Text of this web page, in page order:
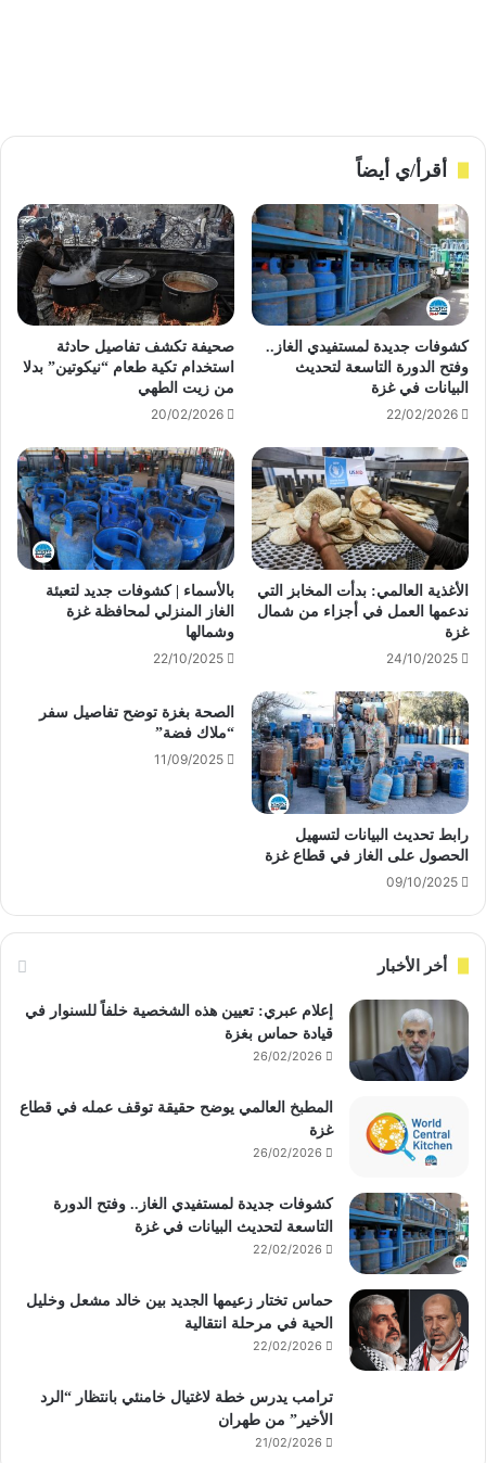
أقرأ/ي أيضاً
كشوفات جديدة لمستفيدي الغاز..
وفتح الدورة التاسعة لتحديث
البيانات في غزة
22/02/2026
صحيفة تكشف تفاصيل حادثة
استخدام تكية طعام “نيكوتين” بدلا
من زيت الطهي
20/02/2026
الأغذية العالمي: بدأت المخابز التي
ندعمها العمل في أجزاء من شمال
غزة
24/10/2025
بالأسماء | كشوفات جديد لتعبئة
الغاز المنزلي لمحافظة غزة
وشمالها
22/10/2025
رابط تحديث البيانات لتسهيل
الحصول على الغاز في قطاع غزة
09/10/2025
الصحة بغزة توضح تفاصيل سفر
“ملاك فضة”
11/09/2025
أخر الأخبار
إعلام عبري: تعيين هذه الشخصية خلفاً للسنوار في
قيادة حماس بغزة
26/02/2026
المطبخ العالمي يوضح حقيقة توقف عمله في قطاع
غزة
26/02/2026
كشوفات جديدة لمستفيدي الغاز.. وفتح الدورة
التاسعة لتحديث البيانات في غزة
22/02/2026
حماس تختار زعيمها الجديد بين خالد مشعل وخليل
الحية في مرحلة انتقالية
22/02/2026
ترامب يدرس خطة لاغتيال خامنئي بانتظار “الرد
الأخير” من طهران
21/02/2026